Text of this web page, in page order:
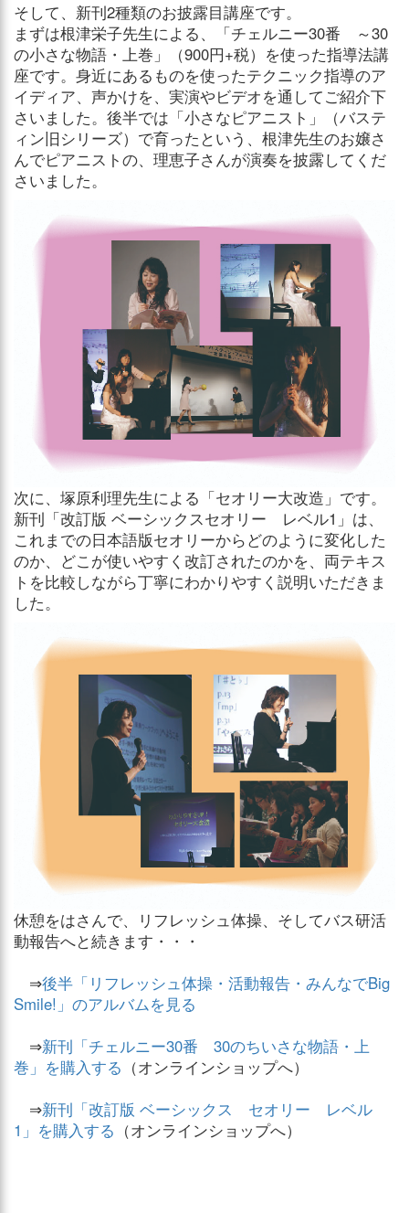
そして、新刊2種類のお披露目講座です。
まずは根津栄子先生による、「チェルニー30番 ～30
の小さな物語・上巻」（900円+税）を使った指導法講
座です。身近にあるものを使ったテクニック指導のア
イディア、声かけを、実演やビデオを通してご紹介下
さいました。後半では「小さなピアニスト」（バステ
ィン旧シリーズ）で育ったという、根津先生のお嬢さ
んでピアニストの、理恵子さんが演奏を披露してくだ
さいました。
次に、塚原利理先生による「セオリー大改造」です。
新刊「改訂版 ベーシックスセオリー レベル1」は、
これまでの日本語版セオリーからどのように変化した
のか、どこが使いやすく改訂されたのかを、両テキス
トを比較しながら丁寧にわかりやすく説明いただきま
した。
休憩をはさんで、リフレッシュ体操、そしてバス研活
動報告へと続きます・・・
⇒後半「リフレッシュ体操・活動報告・みんなでBig
Smile!」のアルバムを見る
⇒新刊「チェルニー30番 30のちいさな物語・上
巻」を購入する （オンラインショップへ）
⇒新刊「改訂版 ベーシックス セオリー レベル
1」を購入する （オンラインショップへ）